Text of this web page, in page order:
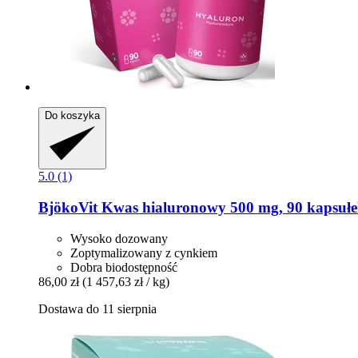
Do koszyka
5.0 (1)
BjökoVit Kwas hialuronowy 500 mg, 90
Wysoko dozowany
Zoptymalizowany z cynkiem
Dobra biodostępność
86,00 zł (1 457,63 zł / kg)
Dostawa do 11 sierpnia